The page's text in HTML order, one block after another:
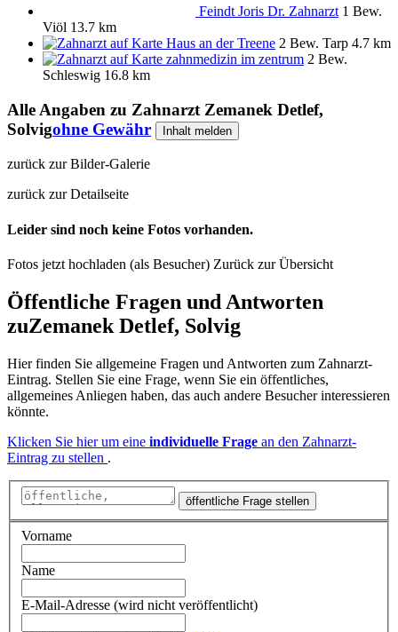
Feindt Joris Dr. Zahnarzt 1 Bew.
Viöl 13.7 km
Haus an der Treene 2 Bew. Tarp 4.7 km
zahnmedizin im zentrum 2 Bew.
Schleswig 16.8 km
Alle Angaben zu Zahnarzt Zemanek Detlef,
Solvigohne Gewähr Inhalt melden
zurück zur Bilder-Galerie
zurück zur Detailseite
Leider sind noch keine Fotos vorhanden.
Fotos jetzt hochladen (als Besucher) Zurück zur Übersicht
Öffentliche Fragen und Antworten
zuZemanek Detlef, Solvig
Hier finden Sie allgemeine Fragen und Antworten zum Zahnarzt-
Eintrag. Stellen Sie eine Frage, wenn Sie ein öffentliches,
allgemeines Anliegen haben, das auch andere Besucher interessieren
könnte.
Klicken Sie hier um eine individuelle Frage an den Zahnarzt-
Eintrag zu stellen .
öffentliche Frage stellen
Vorname
Name
E-Mail-Adresse (wird nicht veröffentlicht)